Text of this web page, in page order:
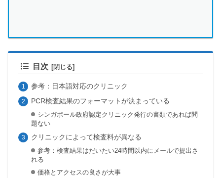
目次
参考：日本語対応のクリニック
PCR検査結果のフォーマットが決まっている
シンガポール政府認定クリニック発行の書類であれば問
題ない
クリニックによって検査料が異なる
参考：検査結果はだいたい24時間以内にメールで提出さ
れる
価格とアクセスの良さが大事